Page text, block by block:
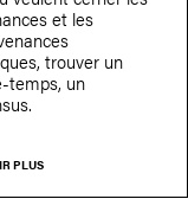
et les
trouver un
temps, un
PLUS